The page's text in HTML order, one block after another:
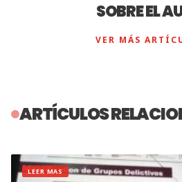
SOBRE EL
VER MÁS
ARTÍCULOS
LEER MAS